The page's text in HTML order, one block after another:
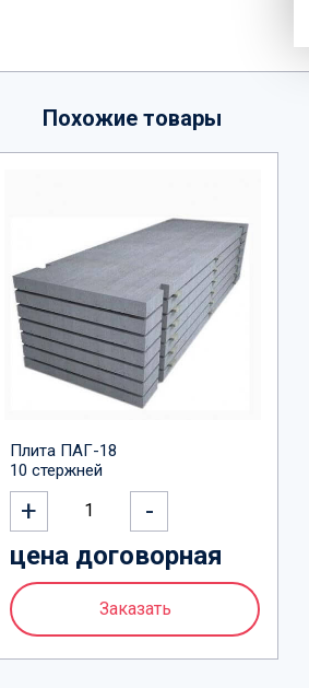
Похожие товары
Плита ПАГ-18
10 стержней
+ 1 -
цена договорная
Заказать